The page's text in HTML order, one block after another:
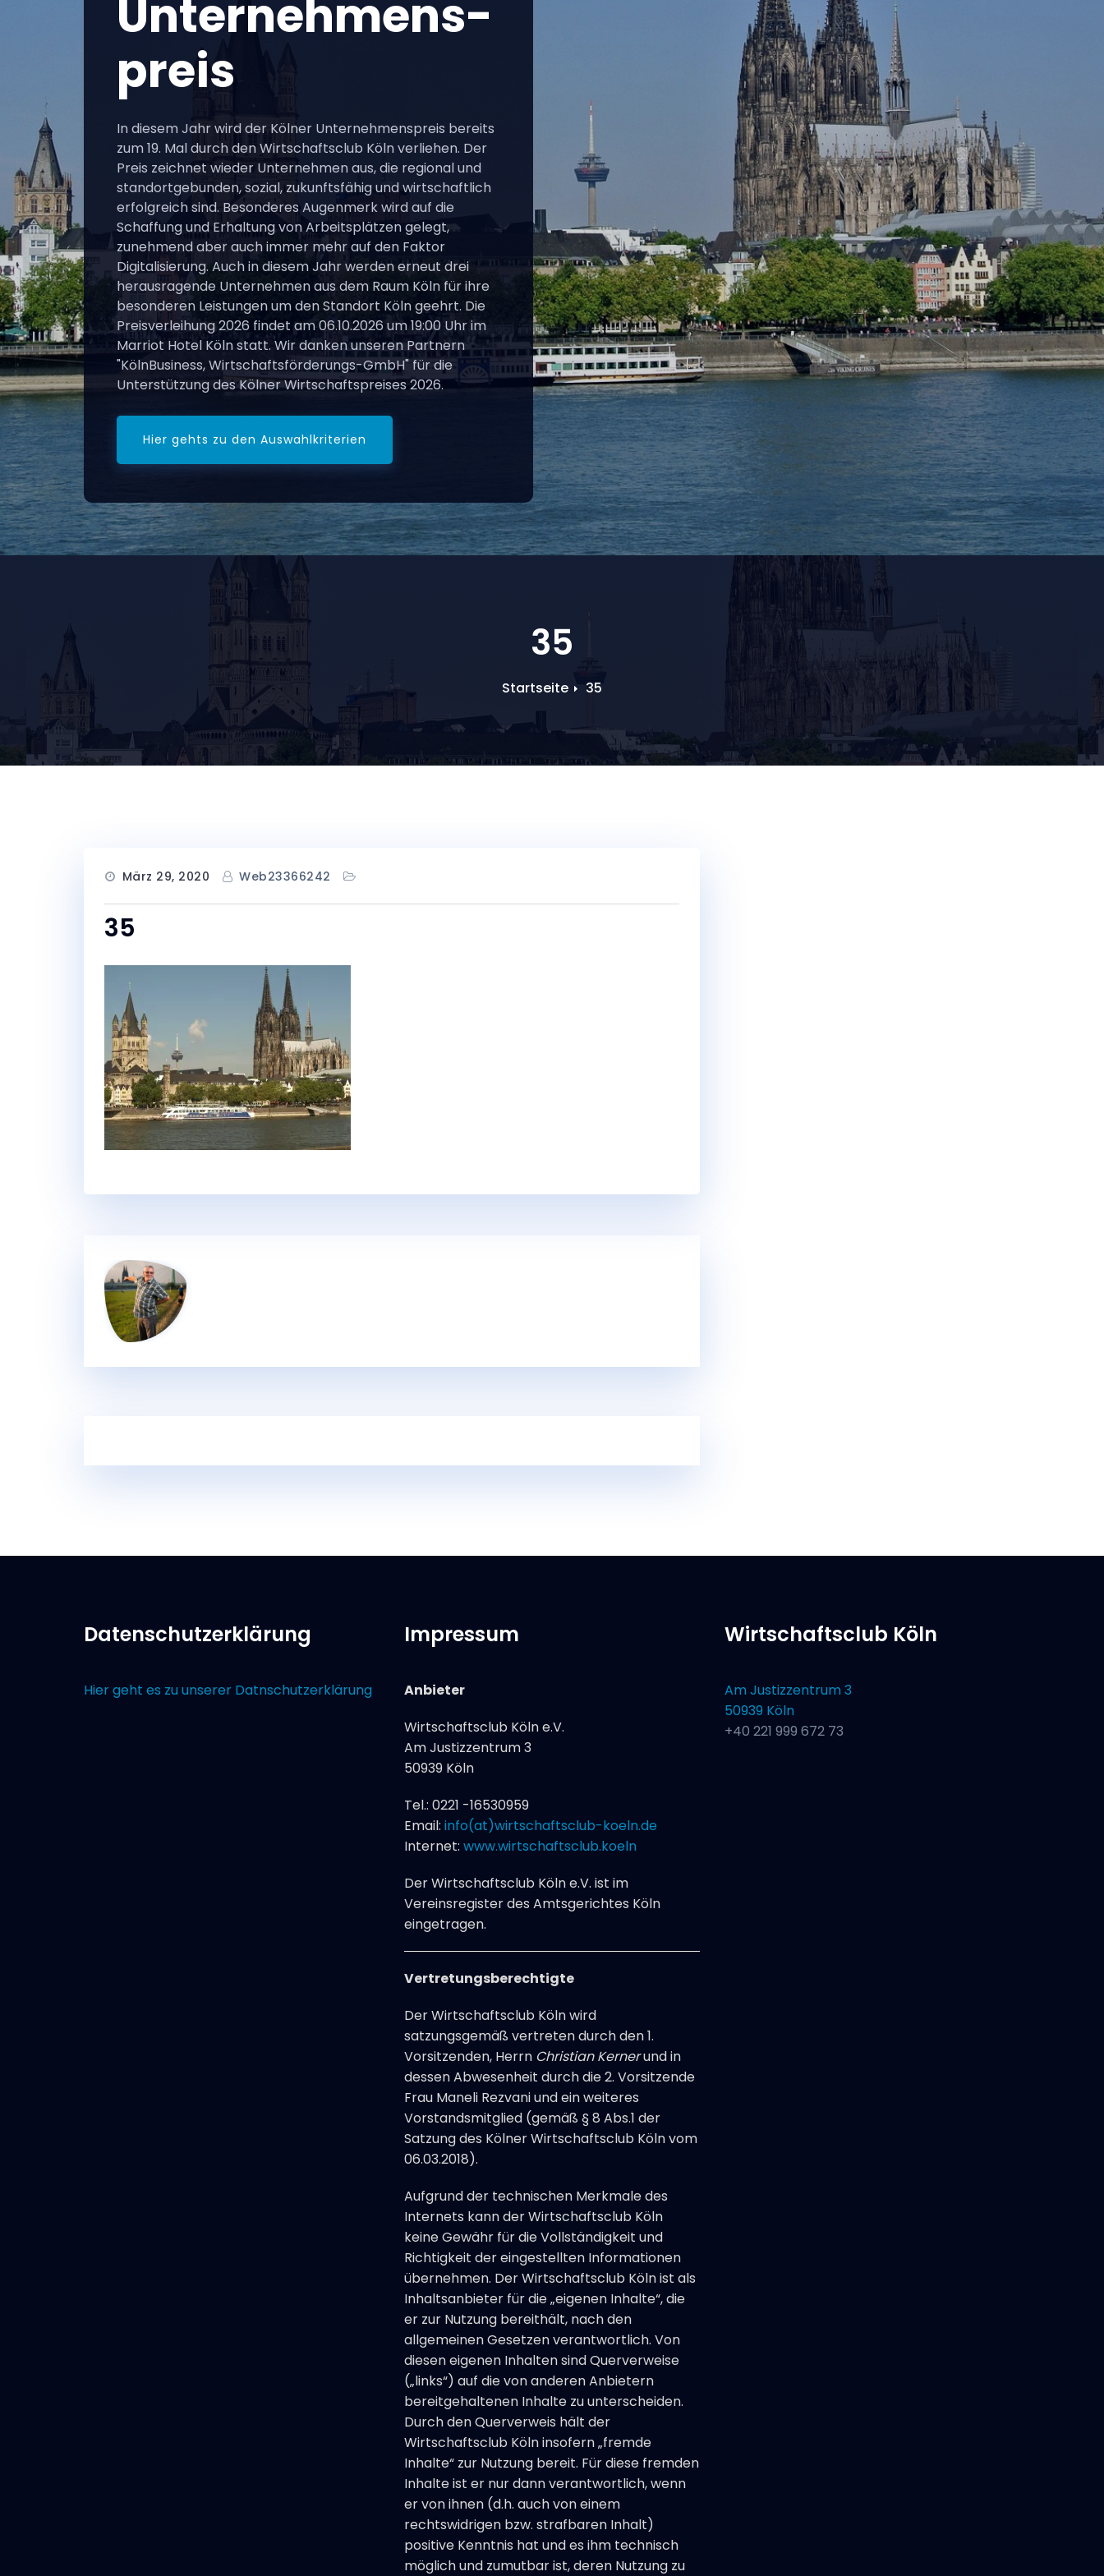
Unternehmens-
preis
In diesem Jahr wird der Kölner Unternehmenspreis bereits
zum 19. Mal durch den Wirtschaftsclub Köln verliehen. Der
Preis zeichnet wieder Unternehmen aus, die regional und
standortgebunden, sozial, zukunftsfähig und wirtschaftlich
erfolgreich sind. Besonderes Augenmerk wird auf die
Schaffung und Erhaltung von Arbeitsplätzen gelegt,
zunehmend aber auch immer mehr auf den Faktor
Digitalisierung. Auch in diesem Jahr werden erneut drei
herausragende Unternehmen aus dem Raum Köln für ihre
besonderen Leistungen um den Standort Köln geehrt. Die
Preisverleihung 2026 findet am 06.10.2026 um 19:00 Uhr im
Marriot Hotel Köln statt. Wir danken unseren Partnern
"KölnBusiness, Wirtschaftsförderungs-GmbH" für die
Unterstützung des Kölner Wirtschaftspreises 2026.
Hier gehts zu den Auswahlkriterien
35
Startseite 35
März 29, 2020 Web23366242
35
Datenschutzerklärung
Hier geht es zu unserer Datnschutzerklärung
Impressum
Anbieter
Wirtschaftsclub Köln e.V.
Am Justizzentrum 3
50939 Köln
Tel.: 0221 -16530959
Email: info(at)wirtschaftsclub-koeln.de
Internet: www.wirtschaftsclub.koeln
Der Wirtschaftsclub Köln e.V. ist im
Vereinsregister des Amtsgerichtes Köln
eingetragen.
Vertretungsberechtigte
Der Wirtschaftsclub Köln wird
satzungsgemäß vertreten durch den 1.
Vorsitzenden, Herrn Christian Kernerund in
dessen Abwesenheit durch die 2. Vorsitzende
Frau Maneli Rezvani und ein weiteres
Vorstandsmitglied (gemäß § 8 Abs.1 der
Satzung des Kölner Wirtschaftsclub Köln vom
06.03.2018).
Aufgrund der technischen Merkmale des
Internets kann der Wirtschaftsclub Köln
keine Gewähr für die Vollständigkeit und
Richtigkeit der eingestellten Informationen
übernehmen. Der Wirtschaftsclub Köln ist als
Inhaltsanbieter für die „eigenen Inhalte“, die
er zur Nutzung bereithält, nach den
allgemeinen Gesetzen verantwortlich. Von
diesen eigenen Inhalten sind Querverweise
(„links“) auf die von anderen Anbietern
bereitgehaltenen Inhalte zu unterscheiden.
Durch den Querverweis hält der
Wirtschaftsclub Köln insofern „fremde
Inhalte“ zur Nutzung bereit. Für diese fremden
Inhalte ist er nur dann verantwortlich, wenn
er von ihnen (d.h. auch von einem
rechtswidrigen bzw. strafbaren Inhalt)
positive Kenntnis hat und es ihm technisch
möglich und zumutbar ist, deren Nutzung zu
Wirtschaftsclub Köln
Am Justizzentrum 3
50939 Köln
+40 221 999 672 73